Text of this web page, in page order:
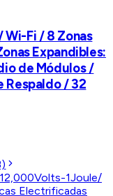
Wi-Fi / 8 Zonas
Expandibles:
de Módulos /
Respaldo / 32